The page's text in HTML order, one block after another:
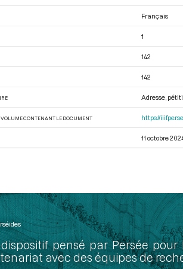
Français
1
142
142
Adresse,
CONTENANT LE DOCUMENT https://
11 octobre
pensé par Persée
avec des équipes de